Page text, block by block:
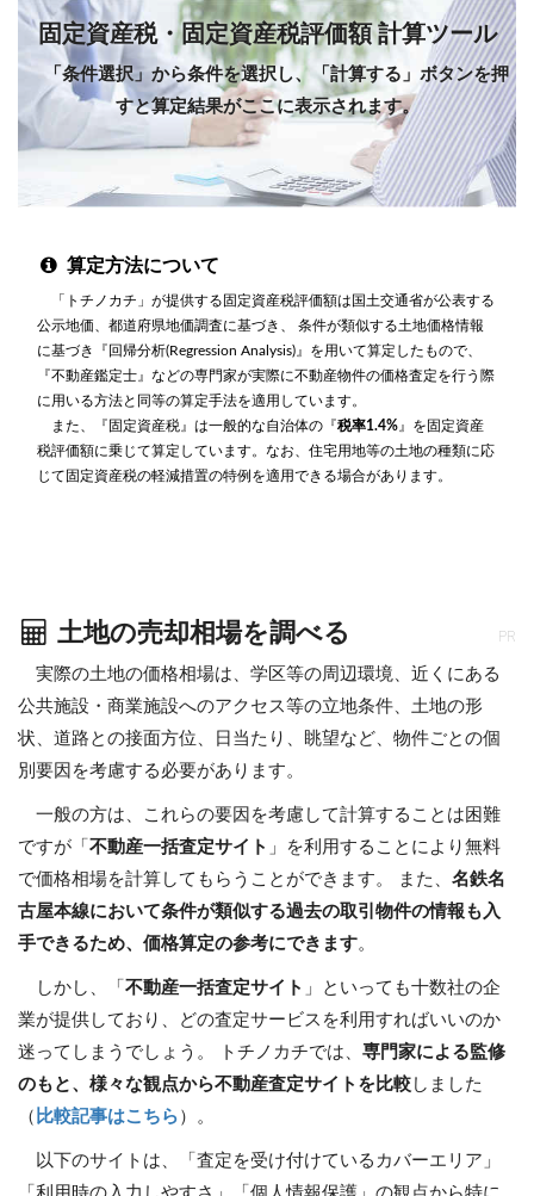
固定資産税・固定資産税評価額 計算ツール
「条件選択」から条件を選択し、「計算する」ボタンを押
すと算定結果がここに表示されます。
算定方法について
「トチノカチ」が提供する固定資産税評価額は国土交通省が公表する
公示地価、都道府県地価調査に基づき、 条件が類似する土地価格情報
に基づき『回帰分析(Regression Analysis)』を用いて算定したもので、
『不動産鑑定士』などの専門家が実際に不動産物件の価格査定を行う際
に用いる方法と同等の算定手法を適用しています。
また、『固定資産税』は一般的な自治体の『税率1.4% 』を固定資産
税評価額に乗じて算定しています。なお、住宅用地等の土地の種類に応
じて固定資産税の軽減措置の特例を適用できる場合があります。
土地の売却相場を調べる PR
実際の土地の価格相場は、学区等の周辺環境、近くにある
公共施設・商業施設へのアクセス等の立地条件、土地の形
状、道路との接面方位、日当たり、眺望など、物件ごとの個
別要因を考慮する必要があります。
一般の方は、これらの要因を考慮して計算することは困難
ですが「 不動産一括査定サイト 」を利用することにより無料
で価格相場を計算してもらうことができます。 また、 名鉄名
古屋本線において条件が類似する過去の取引物件の情報も入
手できるため、価格算定の参考にできます。
しかし、「 不動産一括査定サイト 」といっても十数社の企
業が提供しており、どの査定サービスを利用すればいいのか
迷ってしまうでしょう。 トチノカチでは、 専門家による監修
のもと、様々な観点から不動産査定サイトを比較 しました
（ 比較記事はこちら ）。
以下のサイトは、「査定を受け付けているカバーエリア」